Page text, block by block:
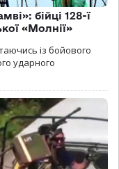
бійці 128-ї
«Молнії»
із бойового
ударного